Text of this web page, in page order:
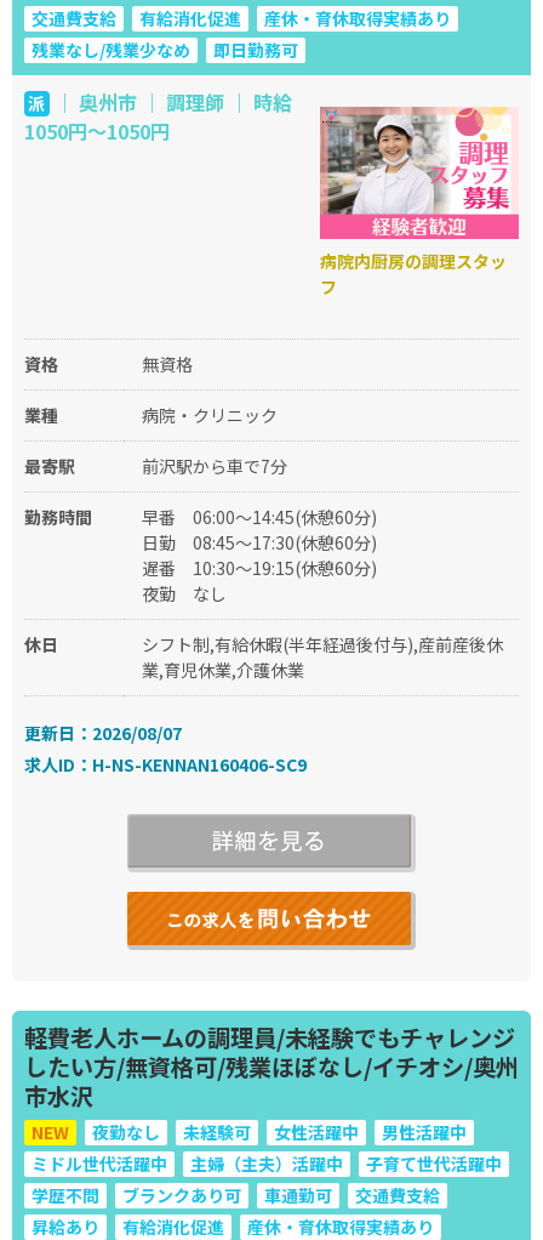
交通費支給
有給消化促進
産休・育休取得実績あり
残業なし/残業少なめ
即日勤務可
派｜ 奥州市 ｜ 調理師 ｜ 時給
1050円～1050円
病院内厨房の調理スタッ
フ
資格 無資格
業種 病院・クリニック
最寄駅 前沢駅から車で7分
勤務時間 早番
06:00〜14:45(休憩60分)
日勤
08:45〜17:30(休憩60分)
遅番
10:30〜19:15(休憩60分)
夜勤
なし
休日
シフト制,有給休暇(半年経過後付与),産前産後休
業,育児休業,介護休業
更新日：2026/08/07
求人ID：H-NS-KENNAN160406-SC9
軽費老人ホームの調理員/未経験でもチャレンジ
したい方/無資格可/残業ほぼなし/イチオシ/奥州
市水沢
NEW 夜勤なし 未経験可 女性活躍中
男性活躍中
ミドル世代活躍中
主婦（主夫）活躍中
子育て世代活躍中
学歴不問
ブランクあり可 車通勤可
交通費支給
昇給あり
有給消化促進
産休・育休取得実績あり